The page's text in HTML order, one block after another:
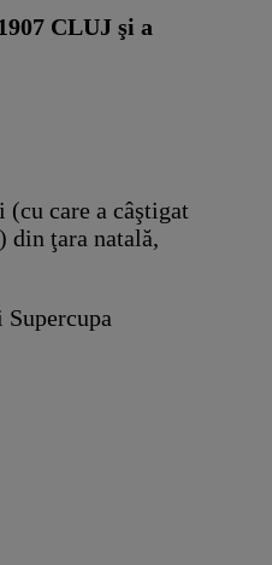
CLUJ şi a
(cu care a câştigat
din ţara natală,